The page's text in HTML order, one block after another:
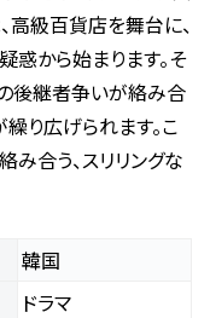
高級百貨店を舞台に、
惑から始まります。そ
後継者争いが絡み合
り広げられます。こ
合う、スリリングな
韓国
ドラマ